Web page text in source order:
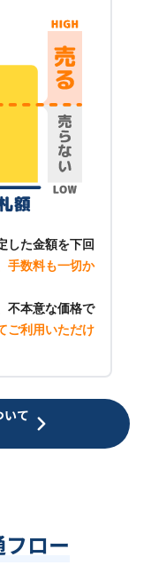
した金額を下回
手数料も一切か
不本意な価格で
ご利用いただけ
いて
ロー